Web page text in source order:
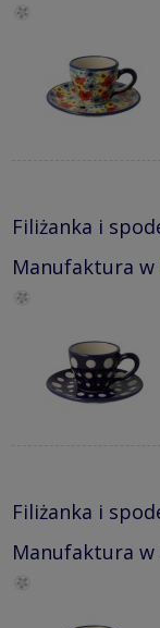
Filiżanka i
Manufaktura w
Filiżanka i
Manufaktura w